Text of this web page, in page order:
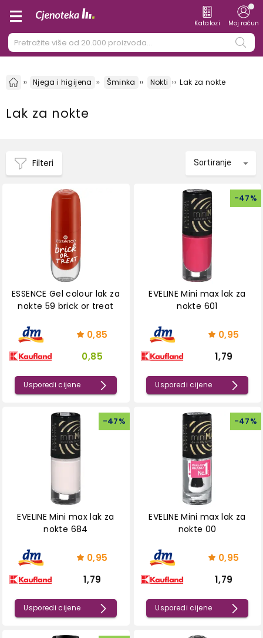
Katalozi Moj račun
Njega i higijena Šminka Nokti Lak za nokte
Lak za nokte
Filteri Sortiranje
ESSENCE Gel colour lak za
nokte 59 brick or treat
0,85
0,85
Usporedi cijene
-47%
EVELINE Mini max lak za
nokte 601
0,95
1,79
Usporedi cijene
-47%
EVELINE Mini max lak za
nokte 684
0,95
1,79
Usporedi cijene
-47%
EVELINE Mini max lak za
nokte 00
0,95
1,79
Usporedi cijene